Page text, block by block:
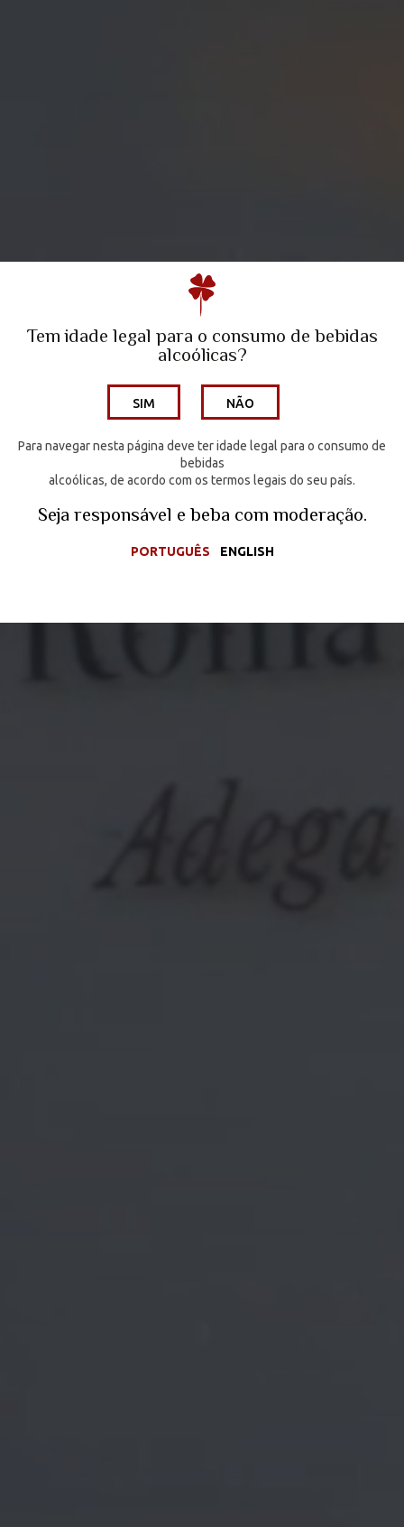
Tem idade legal para o consumo de bebidas
alcoólicas?
SIM NÃO
Para navegar nesta página deve ter idade legal para o consumo de
bebidas
alcoólicas, de acordo com os termos legais do seu país.
Seja responsável ebeba com moderação.
PORTUGUÊS ENGLISH
A Family Winery
Quinta da Escusa | Tejo
Quinta do Porto Nogueira | Lisboa
Wine Hotel
Os Vinhos
Enoturismo
Media
Contactos
PORTUGUÊS ENGLISH